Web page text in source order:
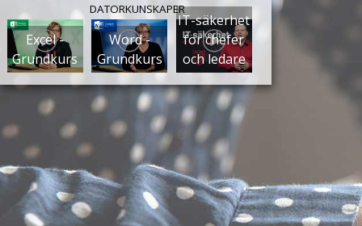
DATORKUNSKAPER
Excel -
Grundkurs
Word -
Grundkurs
IT-säkerhet
för chefer
och ledare